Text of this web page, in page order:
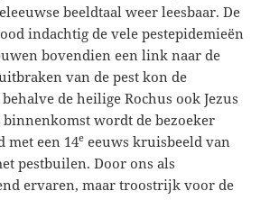
beeldtaal weer leesbaar. De
indachtig de vele pestepidemieën
bovendien een link naar de
van de pest kon de
de heilige Rochus ook Jezus
wordt de bezoeker
met een 14e eeuws kruisbeeld van
pestbuilen. Door ons als
ervaren, maar troostrijk voor de